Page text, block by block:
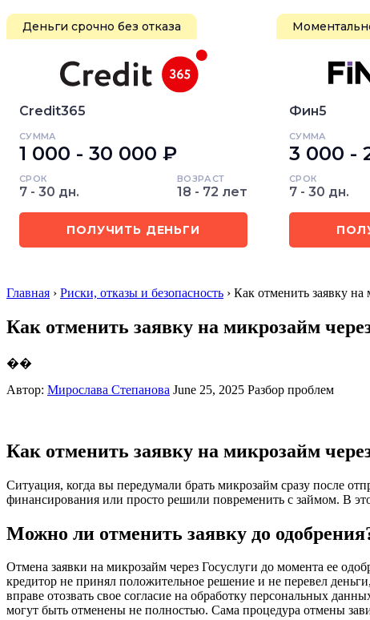
Деньги срочно без отказа
Credit365
СУММА
1 000 - 30 000 ₽
СРОК
7 - 30 дн.
ВОЗРАСТ
18 - 72 лет
ПОЛУЧИТЬ ДЕНЬГИ
Фин5
СУММА
3 000 -
СРОК
7 - 30 дн.
Главная › Риски, отказы и безопасность › Как отменить заявку
Как отменить заявку на микрозайм
��
Автор: Мирослава Степанова June 25, 2025 Разбор проблем
Как отменить заявку на микрозайм
Ситуация, когда вы передумали брать микрозайм сразу после
финансирования или просто решили повременить с займом. В
Можно ли отменить заявку до
Отмена заявки на микрозайм через Госуслуги до момента ее
кредитор не принял положительное решение и не перевел
вправе отозвать свое согласие на обработку персональных
могут быть отменены не полностью. Сама процедура отмены